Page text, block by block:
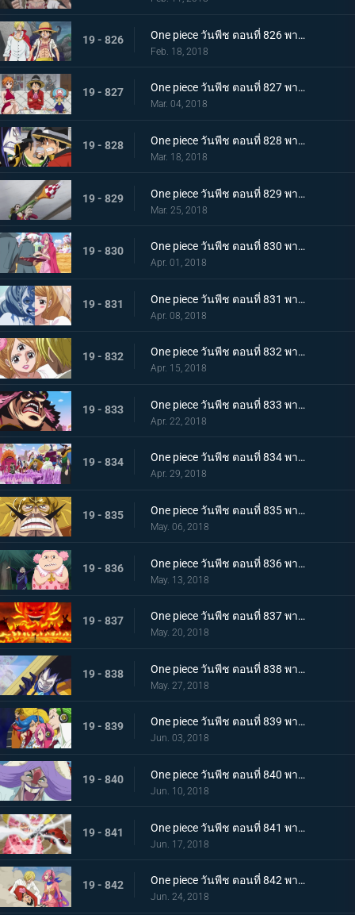
19 - 826 One piece วันพีช ตอนที่ 826 พากย์ไทย ซันจิกลับมาแล้ว ทำลายมันซะ งานเลี้ยงน้ำชานรก
Feb. 18, 2018
19 - 827 One piece วันพีช ตอนที่ 827 พากย์ไทย ประชุมลับ ลูฟี่ VS กลุ่มโจรสลัดไฟเออร์แทงก์
Mar. 04, 2018
19 - 828 One piece วันพีช ตอนที่ 828 พากย์ไทย ข้อตกลงมรณะ กองกำลังพันธมิตรลูฟี่ & เบจ
Mar. 18, 2018
19 - 829 One piece วันพีช ตอนที่ 829 พากย์ไทย ลูฟี่กับแผนลับ งานเลี้ยงใกล้เปิดฉาก ! แผนร้ายพิธีแต่งงาน
Mar. 25, 2018
19 - 830 One piece วันพีช ตอนที่ 830 พากย์ไทย ครอบครัวรวมตัว เริ่มแล้ว ! งานเลี้ยงน้ำชานรก
Apr. 01, 2018
19 - 831 One piece วันพีช ตอนที่ 831 พากย์ไทย คู่รักหน้ากาก ซันจิ พุดดิ้งเข้าสู่พิธี
Apr. 08, 2018
19 - 832 One piece วันพีช ตอนที่ 832 พากย์ไทย จูบมรณะ แผนลอบสังหารสี่จักรพรรดิ เริ่มแล้ว
Apr. 15, 2018
19 - 833 One piece วันพีช ตอนที่ 833 พากย์ไทย คืนจอกเหล้าสาบาน การชดใช้ของลูกผู้ชายจินเบ
Apr. 22, 2018
19 - 834 One piece วันพีช ตอนที่ 834 พากย์ไทย แผนการล้มเหลว ? การโต้กลับของกลุ่มโจรสลัดบิ๊กมัม
Apr. 29, 2018
19 - 835 One piece วันพีช ตอนที่ 835 พากย์ไทย วิ่งไปเลยซันจิ SOS! เจอร์ม่า 66
May. 06, 2018
19 - 836 One piece วันพีช ตอนที่ 836 พากย์ไทย ความลับของมัม เอลบัฟและสัตว์ประหลาดตัวน้อย
May. 13, 2018
19 - 837 One piece วันพีช ตอนที่ 837 พากย์ไทย วันเกิดของมัม และวันที่คาราเมลหายไป
May. 20, 2018
19 - 838 One piece วันพีช ตอนที่ 838 พากย์ไทย ลั่นไกอาวุธสังหาร เวลาแห่งการลอบสังหารบิ๊กมัม
May. 27, 2018
19 - 839 One piece วันพีช ตอนที่ 839 พากย์ไทย กองทัพที่ชั่วร้าย แปลงร่าง! เจลม่า 66!
Jun. 03, 2018
19 - 840 One piece วันพีช ตอนที่ 840 พากย์ไทย การตัดสัมพันธ์พ่อลูก! ซันจิกับจั๊ด!
Jun. 10, 2018
19 - 841 One piece วันพีช ตอนที่ 841 พากย์ไทย หนีจากปาร์ตี้น้ำชา! ลูฟี่ ปะทะ บิ๊กมัม!
Jun. 17, 2018
19 - 842 One piece วันพีช ตอนที่ 842 พากย์ไทย เริ่มบทลงโทษ อวสานลูฟี่และพวกพ้อง!
Jun. 24, 2018